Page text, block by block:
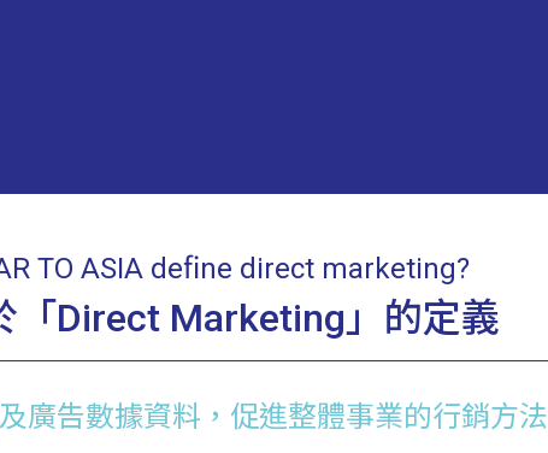
TO ASIA deﬁne direct marketing?
「Direct Marketing」的定義
廣告數據資料，促進整體事業的行銷方法